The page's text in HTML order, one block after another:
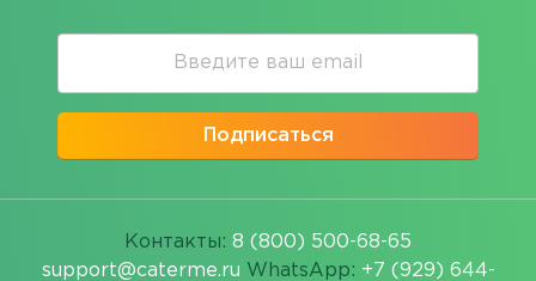
Подписаться
Контакты: 8 (800) 500-68-65
support@caterme.ru WhatsApp: +7 (929) 644-